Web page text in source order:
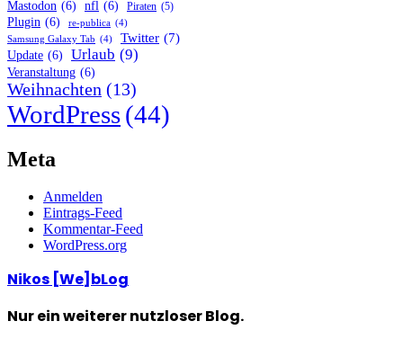
Mastodon (6) nfl (6) Piraten (5)
Plugin (6) re-publica (4)
Samsung Galaxy Tab (4) Twitter (7)
Update (6) Urlaub (9)
Veranstaltung (6)
Weihnachten (13)
WordPress(44)
Meta
Anmelden
Eintrags-Feed
Kommentar-Feed
WordPress.org
Nikos [We]bLog
Nur ein weiterer nutzloser Blog.